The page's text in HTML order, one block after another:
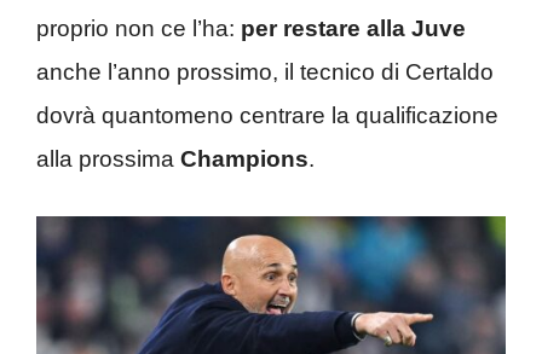
proprio non ce l’ha: per restare alla Juve
anche l’anno prossimo, il tecnico di Certaldo
dovrà quantomeno centrare la qualificazione
alla prossima Champions.